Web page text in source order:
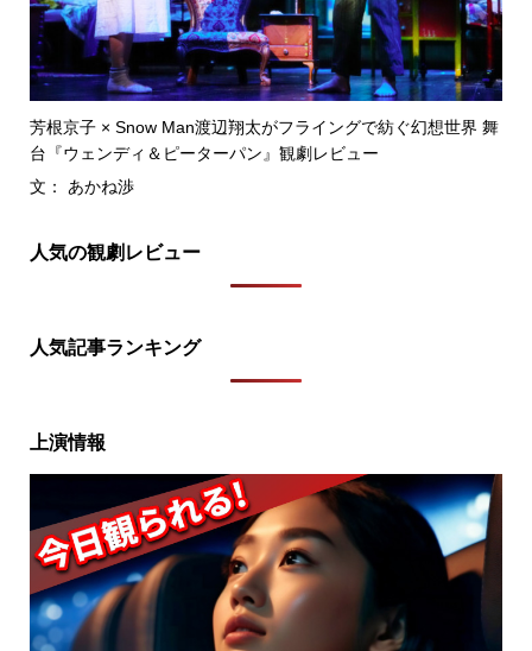
芳根京子 × Snow Man渡辺翔太がフライングで紡ぐ幻想世界 舞
台『ウェンディ＆ピーターパン』観劇レビュー
文： あかね渉
人気の観劇レビュー
人気記事ランキング
上演情報